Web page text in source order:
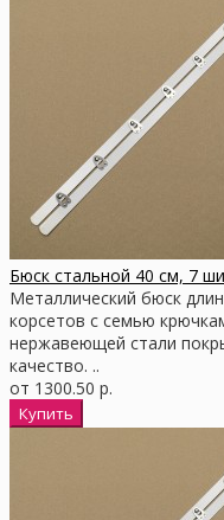
Бюск стальной 40 см, 7
Металлический бюск
корсетов с семью
нержавеющей стали
качество. ..
от 1300.50 р.